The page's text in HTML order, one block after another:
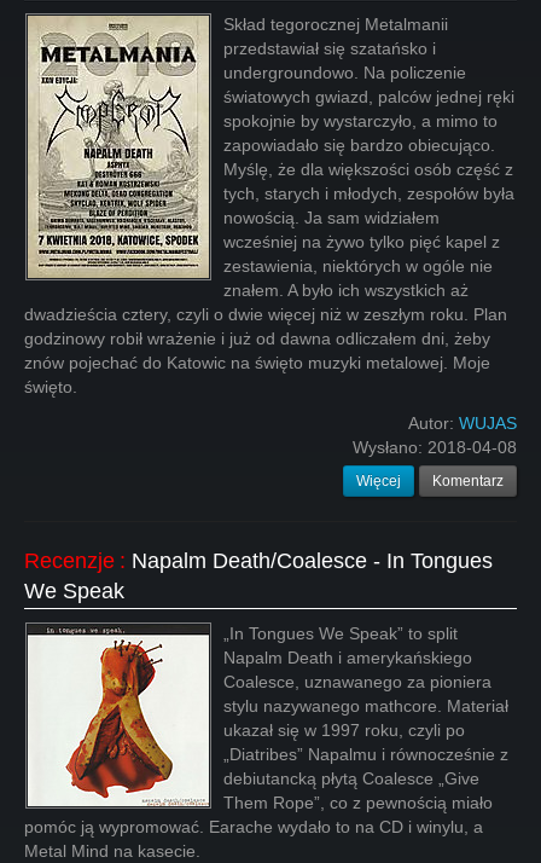
Skład tegorocznej Metalmanii
przedstawiał się szatańsko i
undergroundowo. Na policzenie
światowych gwiazd, palców jednej ręki
spokojnie by wystarczyło, a mimo to
zapowiadało się bardzo obiecująco.
Myślę, że dla większości osób część z
tych, starych i młodych, zespołów była
nowością. Ja sam widziałem
wcześniej na żywo tylko pięć kapel z
zestawienia, niektórych w ogóle nie
znałem. A było ich wszystkich aż
dwadzieścia cztery, czyli o dwie więcej niż w zeszłym roku. Plan
godzinowy robił wrażenie i już od dawna odliczałem dni, żeby
znów pojechać do Katowic na święto muzyki metalowej. Moje
święto.
Autor: WUJAS
Wysłano: 2018-04-08
Więcej Komentarz
Recenzje : Napalm Death/Coalesce - In Tongues
We Speak
„In Tongues We Speak” to split
Napalm Death i amerykańskiego
Coalesce, uznawanego za pioniera
stylu nazywanego mathcore. Materiał
ukazał się w 1997 roku, czyli po
„Diatribes” Napalmu i równocześnie z
debiutancką płytą Coalesce „Give
Them Rope”, co z pewnością miało
pomóc ją wypromować. Earache wydało to na CD i winylu, a
Metal Mind na kasecie.